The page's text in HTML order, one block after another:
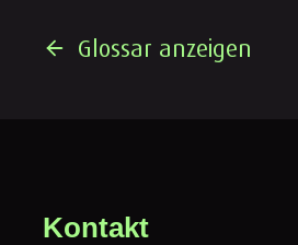
Glossar anzeigen
Kontakt